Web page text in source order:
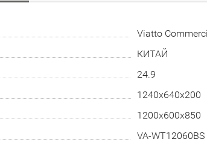
Viatto
КИТАЙ
24.9
1240х640х200
1200х600х850
VA-WT12060BS